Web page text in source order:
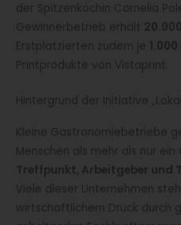
der Spitzenköchin Cornelia
Gewinnerbetrieb erhält
Erstplatzierten zudem je
Printprodukte von Vistaprint.
Hintergrund der Initiative
Kleine Gastronomiebetriebe
Menschen als mehr als nur ein
Treffpunkt, Arbeitgeber und
Viele dieser Unternehmen
wirtschaftlichem Druck durch